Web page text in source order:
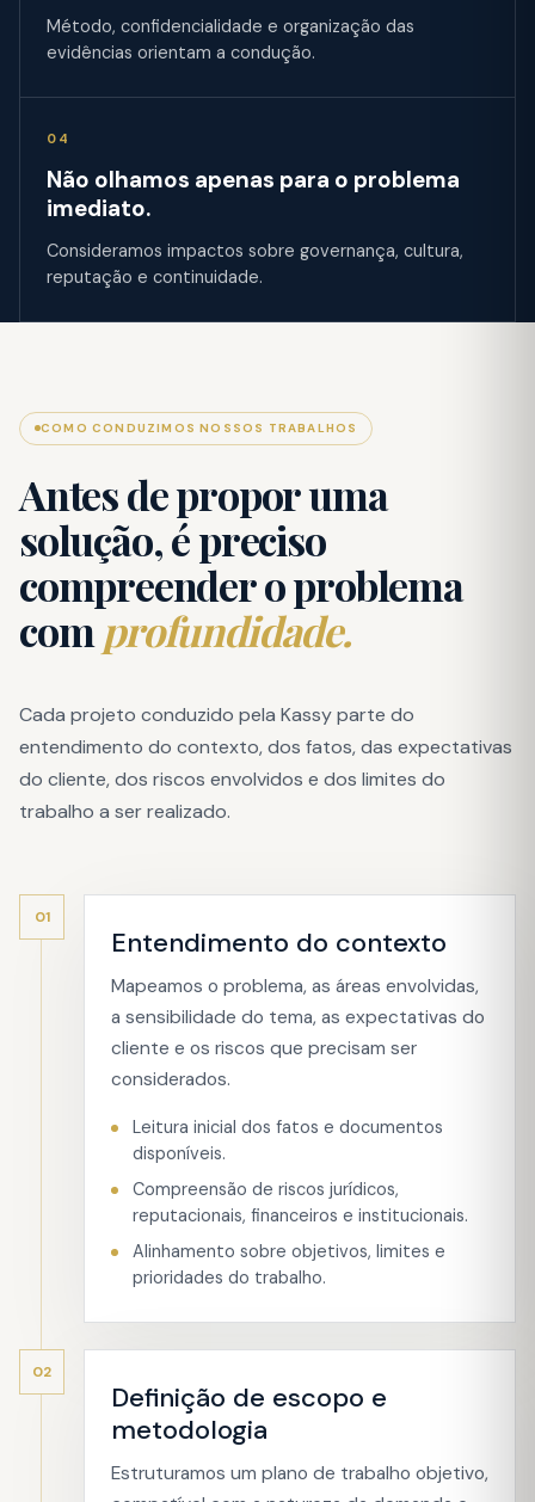
Método, confidencialidade e organização das
evidências orientam a condução.
04
Não olhamos apenas para o problema
imediato.
Consideramos impactos sobre governança, cultura,
reputação e continuidade.
COMO CONDUZIMOS NOSSOS TRABALHOS
Antes de propor uma
solução, é preciso
compreender o problema
com profundidade.
Cada projeto conduzido pela Kassy parte do
entendimento do contexto, dos fatos, das expectativas
do cliente, dos riscos envolvidos e dos limites do
trabalho a ser realizado.
01
Entendimento do contexto
Mapeamos o problema, as áreas envolvidas,
a sensibilidade do tema, as expectativas do
cliente e os riscos que precisam ser
considerados.
Leitura inicial dos fatos e documentos
disponíveis.
Compreensão de riscos jurídicos,
reputacionais, financeiros e institucionais.
Alinhamento sobre objetivos, limites e
prioridades do trabalho.
02
Definição de escopo e
metodologia
Estruturamos um plano de trabalho objetivo,